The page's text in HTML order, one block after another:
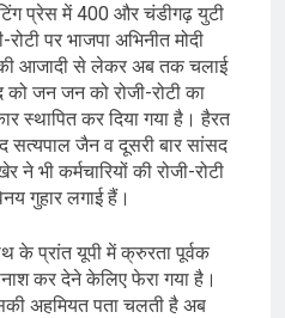
प्रेस में 400 और चंडीगढ़ युटी
पर भाजपा अभिनीत मोदी
आजादी से लेकर अब तक चलाई
जन जन को रोजी-रोटी का
स्थापित कर दिया गया है। हैरत
सत्यपाल जैन व दूसरी बार सांसद
ने भी कर्मचारियों की रोजी-रोटी
गुहार लगाई हैं।
के प्रांत यूपी में क्रुरता पूर्वक
कर देने केलिए फेरा गया है।
अहमियत पता चलती है अब